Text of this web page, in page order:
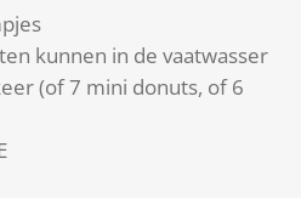
kunnen in de vaatwasser
(of 7 mini donuts, of 6